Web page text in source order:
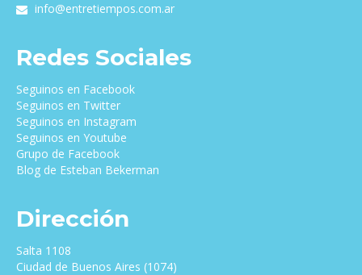
info@entretiempos.com.ar
Redes Sociales
Seguinos en Facebook
Seguinos en Twitter
Seguinos en Instagram
Seguinos en Youtube
Grupo de Facebook
Blog de Esteban Bekerman
Dirección
Salta 1108
Ciudad de Buenos Aires (1074)